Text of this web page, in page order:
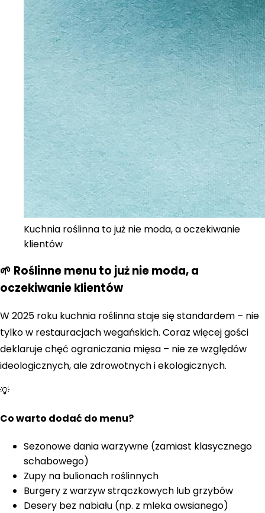
Kuchnia roślinna to już nie moda, a oczekiwanie
klientów
🌱 Roślinne menu to już nie moda, a
oczekiwanie klientów
W 2025 roku kuchnia roślinna staje się standardem – nie
tylko w restauracjach wegańskich. Coraz więcej gości
deklaruje chęć ograniczania mięsa – nie ze względów
ideologicznych, ale zdrowotnych i ekologicznych.
💡
Co warto dodać do menu?
Sezonowe dania warzywne (zamiast klasycznego
schabowego)
Zupy na bulionach roślinnych
Burgery z warzyw strączkowych lub grzybów
Desery bez nabiału (np. z mleka owsianego)